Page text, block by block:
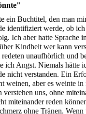
ein Buchtitel, den man
identifiziert werde, ob
Ich aber hatte Sprache
Kindheit wer kann
unaufhörlich und
ich Angst. Niemals hätte
nicht verstanden. Ein
weinen, aber es weinte
uns, ohne
miteinander reden
ohne Tränen.